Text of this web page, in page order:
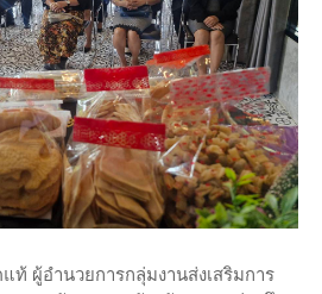
ผู้อำนวยการกลุ่มงานส่งเสริมการ